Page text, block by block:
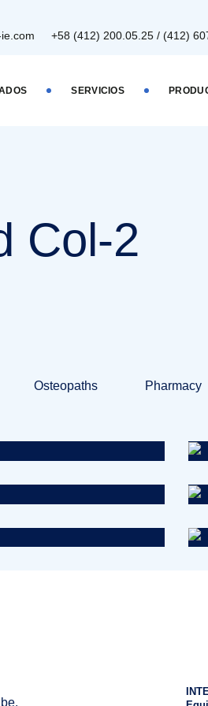
+58 (412) 200.05.25 / (412)
SERVICIOS
Col-2
Osteopaths Pharmacy